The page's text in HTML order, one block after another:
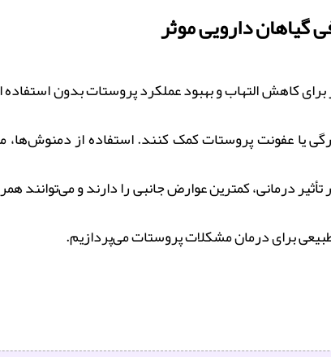
دارویی موثر
کاهش التهاب و بهبود عملکرد پروستات بدون
یا عفونت پروستات کمک کنند. استفاده از
درمانی، کمترین عوارض جانبی را دارند و
برای درمان مشکلات پروستات می‌پردازیم.